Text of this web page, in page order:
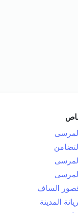
المرسى
التضامن
المرسى
المرسى
الساف
اريانة المدينة